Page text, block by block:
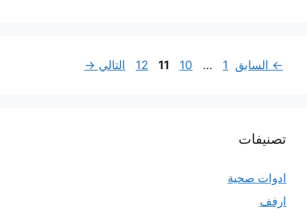
← السابق Page
1
…
Page
10
Page
11
Page
12 التالي →
تصنيفات
ادوات صحية
ارفف